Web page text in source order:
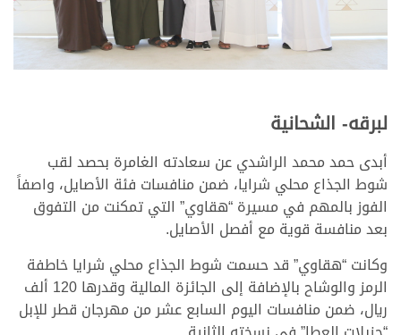
لبرقه- الشحانية
أبدى حمد محمد الراشدي عن سعادته الغامرة بحصد لقب
شوط الجذاع محلي شرايا، ضمن منافسات فئة الأصايل، واصفاً
الفوز بالمهم في مسيرة “هقاوي” التي تمكنت من التفوق
بعد منافسة قوية مع أفصل الأصايل.
وكانت “هقاوي” قد حسمت شوط الجذاع محلي شرايا خاطفة
الرمز والوشاح بالإضافة إلى الجائزة المالية وقدرها 120 ألف
ريال، ضمن منافسات اليوم السابع عشر من مهرجان قطر للإبل